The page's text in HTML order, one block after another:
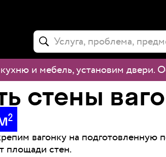
и мебель, установим двери.
стены
2
вагонку на подготовленную
площади стен.